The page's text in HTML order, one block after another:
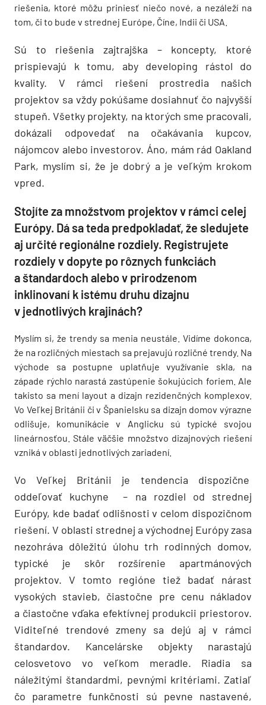
riešenia, ktoré môžu priniesť niečo nové, a nezáleží na
tom, či to bude v strednej Európe, Číne, Indii či USA.
Sú to riešenia zajtrajška – koncepty, ktoré
prispievajú k tomu, aby developing rástol do
kvality. V rámci riešení prostredia našich
projektov sa vždy pokúšame dosiahnuť čo najvyšší
stupeň. Všetky projekty, na ktorých sme pracovali,
dokázali odpovedať na očakávania kupcov,
nájomcov alebo investorov. Áno, mám rád Oakland
Park, myslím si, že je dobrý a je veľkým krokom
vpred.
Stojíte za množstvom projektov v rámci celej
Európy. Dá sa teda predpokladať, že sledujete
aj určité regionálne rozdiely. Registrujete
rozdiely v dopyte po rôznych funkciách
a štandardoch alebo v prirodzenom
inklinovaní k istému druhu dizajnu
v jednotlivých krajinách?
Myslím si, že trendy sa menia neustále. Vidíme dokonca,
že na rozličných miestach sa prejavujú rozličné trendy. Na
východe sa postupne uplatňuje využívanie skla, na
západe rýchlo narastá zastúpenie šokujúcich foriem. Ale
takisto sa mení layout a dizajn rezidenčných komplexov.
Vo Veľkej Británii či v Španielsku sa dizajn domov výrazne
odlišuje, komunikácie v Anglicku sú typické svojou
lineárnosťou. Stále väčšie množstvo dizajnových riešení
vzniká v oblasti jednotlivých zariadení.
Vo Veľkej Británii je tendencia dispozične
oddeľovať kuchyne – na rozdiel od strednej
Európy, kde badať odlišnosti v celom dispozičnom
riešení. V oblasti strednej a východnej Európy zasa
nezohráva dôležitú úlohu trh rodinných domov,
typické je skôr rozšírenie apartmánových
projektov. V tomto regióne tiež badať nárast
vysokých stavieb, čiastočne pre cenu nákladov
a čiastočne vďaka efektívnej produkcii priestorov.
Viditeľné trendové zmeny sa dejú aj v rámci
štandardov. Kancelárske objekty narastajú
celosvetovo vo veľkom meradle. Riadia sa
náležitými štandardmi, pevnými kritériami. Zatiaľ
čo parametre funkčnosti sú pevne nastavené,